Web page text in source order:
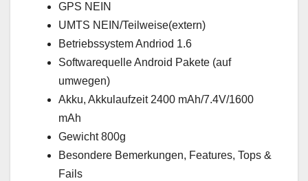
GPS NEIN
UMTS NEIN/Teilweise(extern)
Betriebssystem Andriod 1.6
Softwarequelle Android Pakete (auf
umwegen)
Akku, Akkulaufzeit 2400 mAh/7.4V/1600
mAh
Gewicht 800g
Besondere Bemerkungen, Features, Tops &
Fails